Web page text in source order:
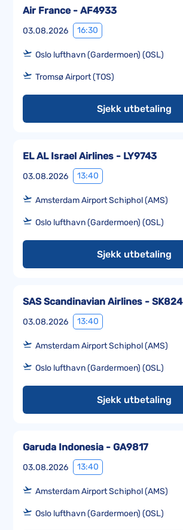
03.08.2026 16:30
Air France - AF4933
Oslo lufthavn (Gardermoen) (OSL)
Tromsø Airport (TOS)
Sjekk utbetaling
03.08.2026 13:40
EL AL Israel Airlines - LY9743
Amsterdam Airport Schiphol (AMS)
Oslo lufthavn (Gardermoen) (OSL)
Sjekk utbetaling
03.08.2026 13:40
SAS Scandinavian Airlines - SK824
Amsterdam Airport Schiphol (AMS)
Oslo lufthavn (Gardermoen) (OSL)
Sjekk utbetaling
03.08.2026 13:40
Garuda Indonesia - GA9817
Amsterdam Airport Schiphol (AMS)
Oslo lufthavn (Gardermoen) (OSL)